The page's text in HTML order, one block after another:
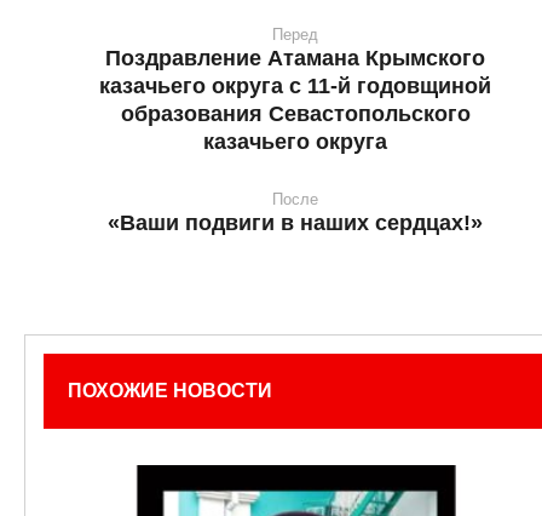
Перед
Поздравление Атамана Крымского
казачьего округа с 11-й годовщиной
образования Севастопольского
казачьего округа
После
«Ваши подвиги в наших сердцах!»
ПОХОЖИЕ НОВОСТИ